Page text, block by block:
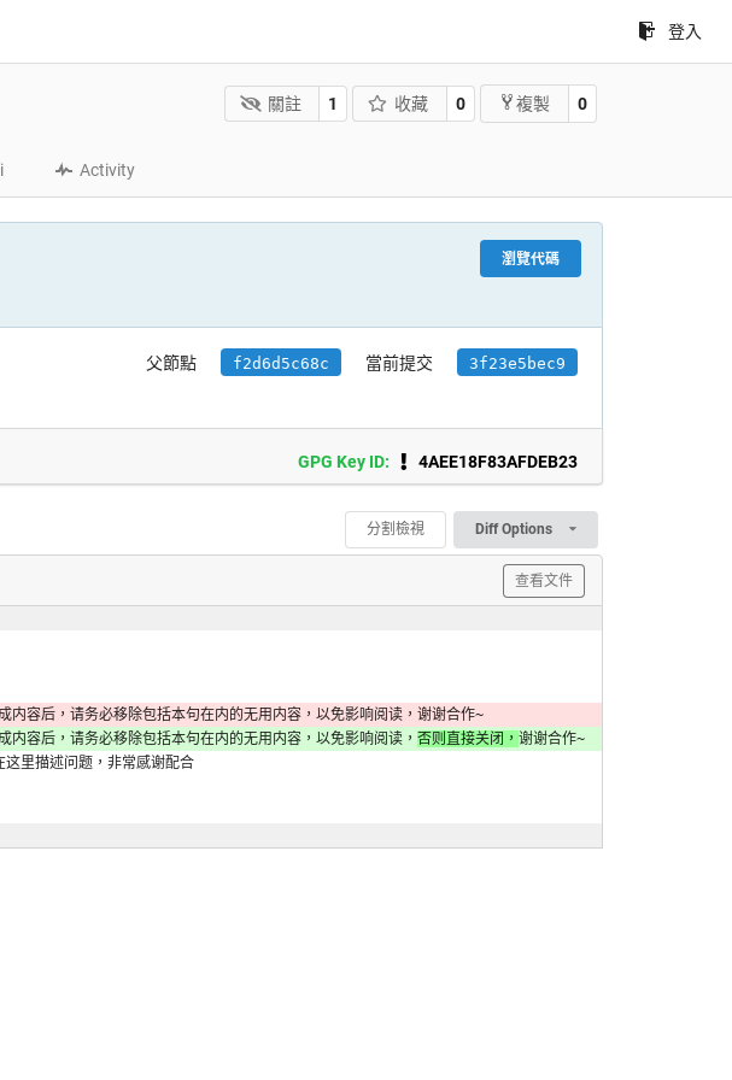
登入
關註 1 收藏 0 複製 0
Activity
瀏覽代碼
父節點 f2d6d5c68c 當前提交 3f23e5bec9
GPG Key ID: 4AEE18F83AFDEB23
分割檢視 Diff Options
查看文件
容后，请务必移除包括本句在内的无用内容，以免影响阅读，谢谢合作~
容后，请务必移除包括本句在内的无用内容，以免影响阅读， 否则直接关闭， 谢谢合作~
里描述问题，非常感谢配合